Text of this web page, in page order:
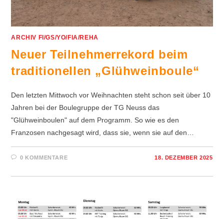
ARCHIV FI/GS/YO/FIA/REHA
Neuer Teilnehmerrekord beim
traditionellen „Glühweinboule“
Den letzten Mittwoch vor Weihnachten steht schon seit über 10
Jahren bei der Boulegruppe der TG Neuss das
"Glühweinboulen" auf dem Programm. So wie es den
Franzosen nachgesagt wird, dass sie, wenn sie auf den…
0 KOMMENTARE 18. DEZEMBER 2025